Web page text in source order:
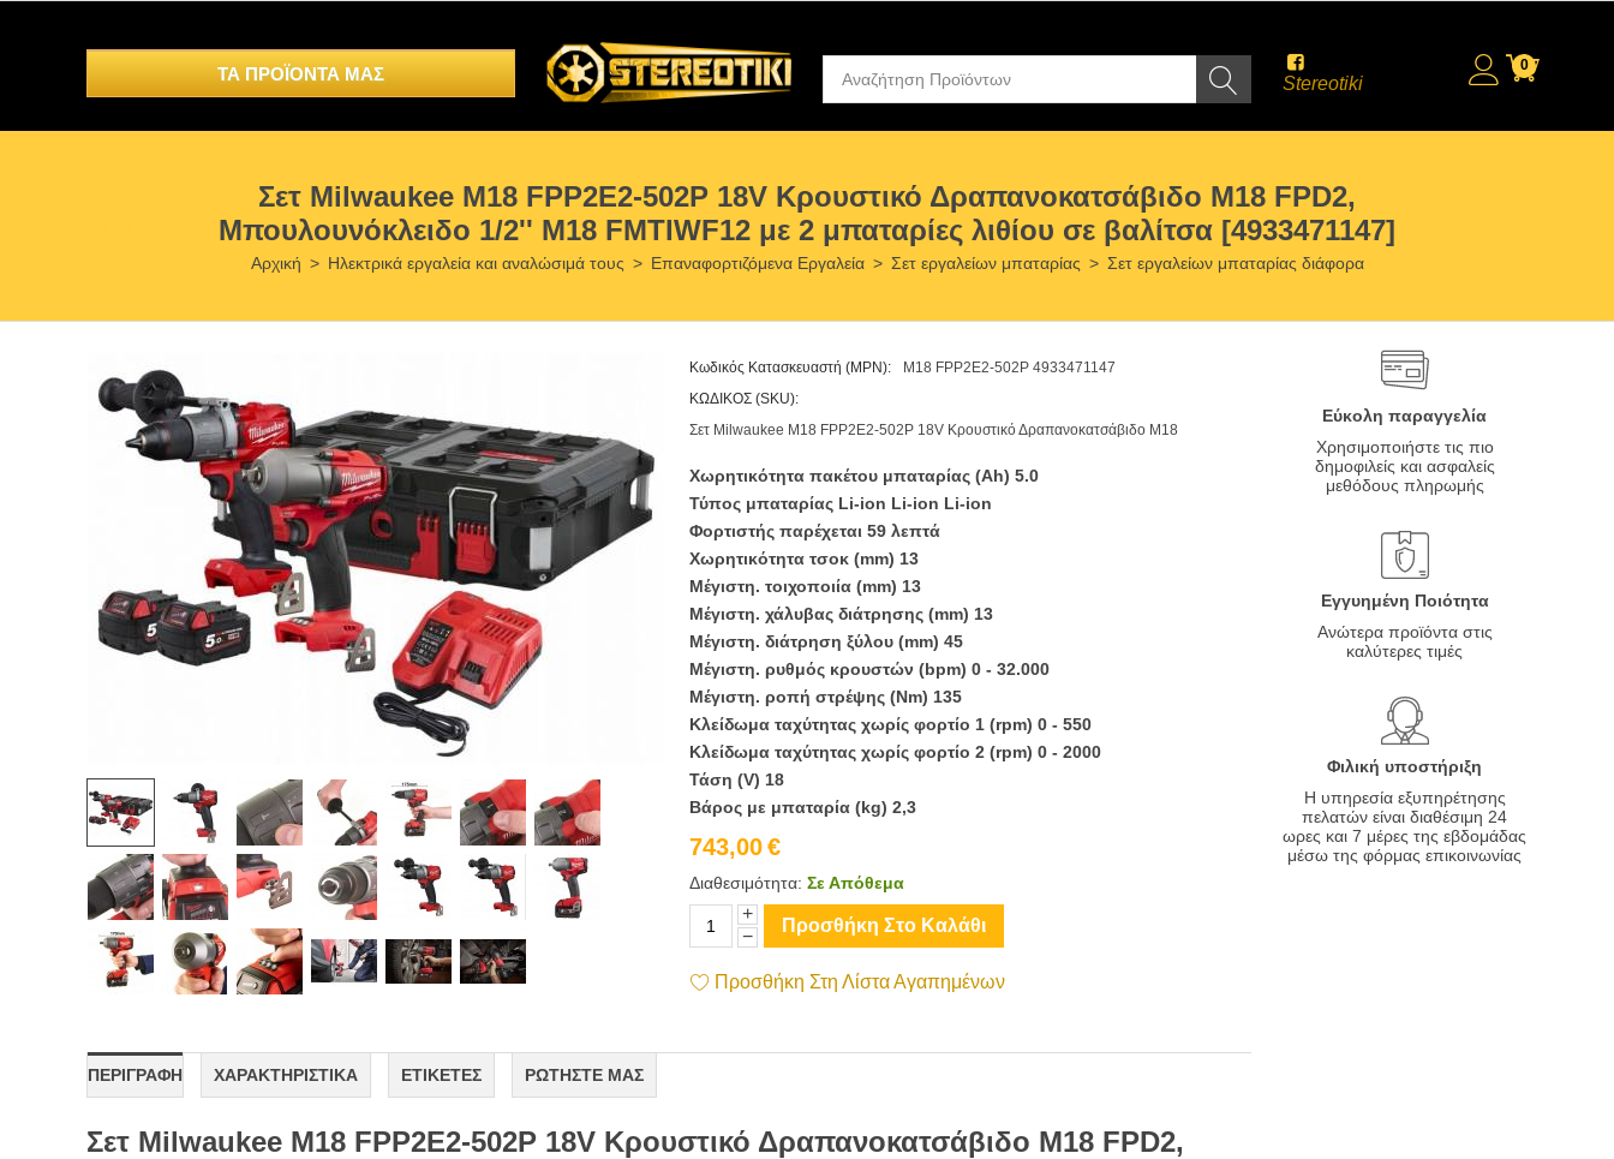
ΤΑ ΠΡΟΪΟΝΤΑ ΜΑΣ Stereotiki
0
Σετ Milwaukee M18 FPP2E2-502P 18V Κρουστικό Δραπανοκατσάβιδο M18 FPD2,
Μπουλουνόκλειδο 1/2'' M18 FMTIWF12 με 2 μπαταρίες λιθίου σε βαλίτσα [4933471147]
Αρχική > Ηλεκτρικά εργαλεία και αναλώσιμά τους > Επαναφορτιζόμενα Εργαλεία > Σετ εργαλείων μπαταρίας > Σετ εργαλείων μπαταρίας διάφορα
Κωδικός Κατασκευαστή (MPN):
M18 FPP2E2-502P 4933471147
ΚΩΔΙΚΟΣ (SKU):
Σετ Milwaukee M18 FPP2E2-502P 18V Κρουστικό Δραπανοκατσάβιδο M18
Χωρητικότητα πακέτου μπαταρίας (Ah) 5.0
Τύπος μπαταρίας Li-ion Li-ion Li-ion
Φορτιστής παρέχεται 59 λεπτά
Χωρητικότητα τσοκ (mm) 13
Μέγιστη. τοιχοποιία (mm) 13
Μέγιστη. χάλυβας διάτρησης (mm) 13
Μέγιστη. διάτρηση ξύλου (mm) 45
Μέγιστη. ρυθμός κρουστών (bpm) 0 - 32.000
Μέγιστη. ροπή στρέψης (Nm) 135
Κλείδωμα ταχύτητας χωρίς φορτίο 1 (rpm) 0 - 550
Κλείδωμα ταχύτητας χωρίς φορτίο 2 (rpm) 0 - 2000
Τάση (V) 18
Βάρος με μπαταρία (kg) 2,3
743,00€
Διαθεσιμότητα: Σε Απόθεμα
+
−
Προσθήκη Στο Καλάθι
Προσθήκη Στη Λίστα Αγαπημένων
ΠΕΡΙΓΡΑΦΗ ΧΑΡΑΚΤΗΡΙΣΤΙΚΆ ΕΤΙΚΈΤΕΣ ΡΩΤΉΣΤΕ ΜΑΣ
Σετ Milwaukee M18 FPP2E2-502P 18V Κρουστικό Δραπανοκατσάβιδο M18 FPD2,
Εύκολη παραγγελία
Χρησιμοποιήστε τις πιο
δημοφιλείς και ασφαλείς
μεθόδους πληρωμής
Eγγυημένη Ποιότητα
Ανώτερα προϊόντα στις
καλύτερες τιμές
Φιλική υποστήριξη
Η υπηρεσία εξυπηρέτησης
πελατών είναι διαθέσιμη 24
ωρες και 7 μέρες της εβδομάδας
μέσω της φόρμας επικοινωνίας